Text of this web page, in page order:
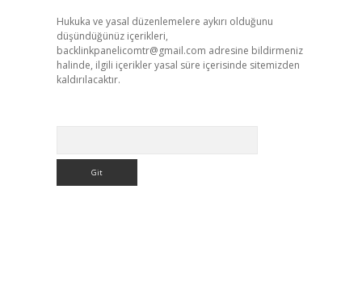
Hukuka ve yasal düzenlemelere aykırı olduğunu
düşündüğünüz içerikleri,
backlinkpanelicomtr@gmail.com adresine bildirmeniz
halinde, ilgili içerikler yasal süre içerisinde sitemizden
kaldırılacaktır.